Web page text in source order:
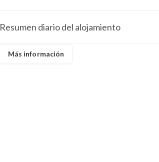
Resumen diario del alojamiento
Más información